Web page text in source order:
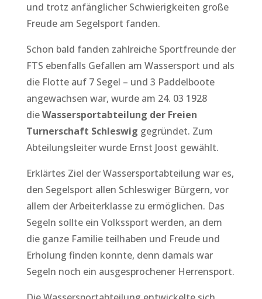
und trotz anfänglicher Schwierigkeiten große
Freude am Segelsport fanden.
Schon bald fanden zahlreiche Sportfreunde der
FTS ebenfalls Gefallen am Wassersport und als
die Flotte auf 7 Segel – und 3 Paddelboote
angewachsen war, wurde am 24. 03 1928
dieWassersportabteilung der Freien
Turnerschaft Schleswig gegründet. Zum
Abteilungsleiter wurde Ernst Joost gewählt.
Erklärtes Ziel der Wassersportabteilung war es,
den Segelsport allen Schleswiger Bürgern, vor
allem der Arbeiterklasse zu ermöglichen. Das
Segeln sollte ein Volkssport werden, an dem
die ganze Familie teilhaben und Freude und
Erholung finden konnte, denn damals war
Segeln noch ein ausgesprochener Herrensport.